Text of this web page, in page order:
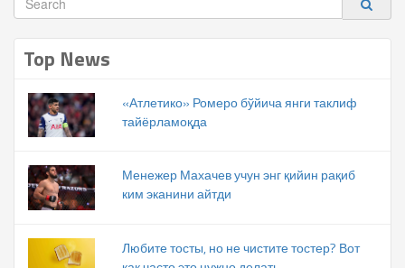
Top News
«Атлетико» Ромеро бўйича янги таклиф
тайёрламоқда
Менежер Махачев учун энг қийин рақиб
ким эканини айтди
Любите тосты, но не чистите тостер? Вот